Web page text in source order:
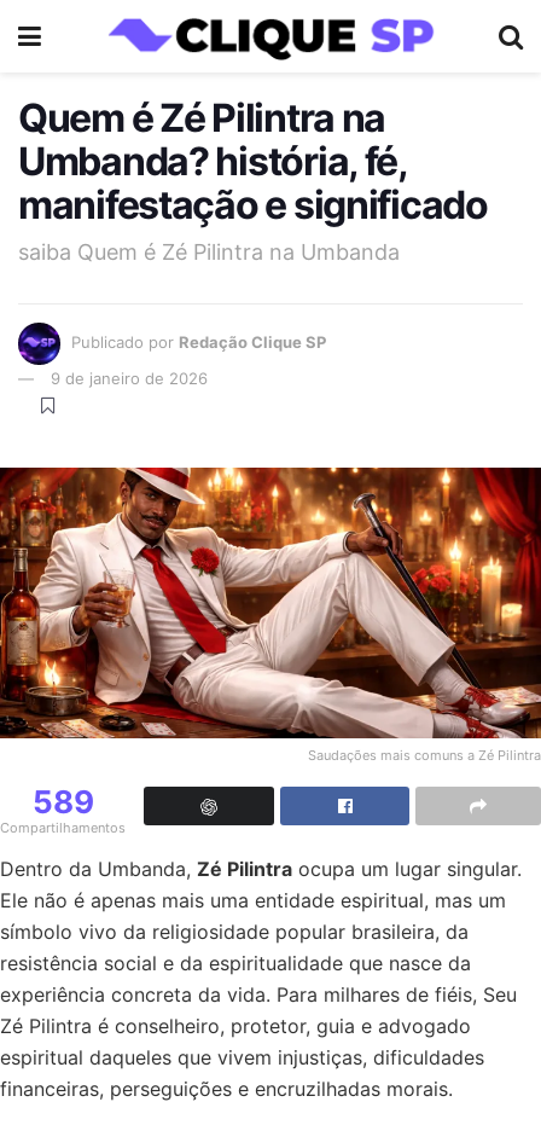
Quem é Zé Pilintra na
Umbanda? história, fé,
manifestação e significado
saiba Quem é Zé Pilintra na Umbanda
Publicado por Redação Clique SP
9 de janeiro de 2026
Saudações mais comuns a Zé Pilintra
589
Compartilhamentos
Dentro da Umbanda, Zé Pilintra ocupa um lugar singular.
Ele não é apenas mais uma entidade espiritual, mas um
símbolo vivo da religiosidade popular brasileira, da
resistência social e da espiritualidade que nasce da
experiência concreta da vida. Para milhares de fiéis, Seu
Zé Pilintra é conselheiro, protetor, guia e advogado
espiritual daqueles que vivem injustiças, dificuldades
financeiras, perseguições e encruzilhadas morais.